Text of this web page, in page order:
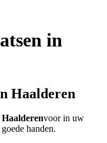
in
Haalderen
voor in uw
handen.